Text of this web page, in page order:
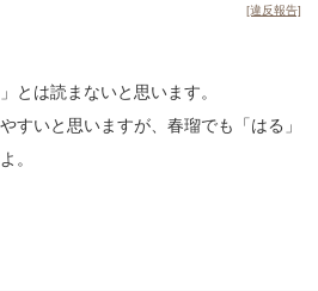
[違反報告]
とは読まないと思います。
すいと思いますが、春瑠でも「はる」
。